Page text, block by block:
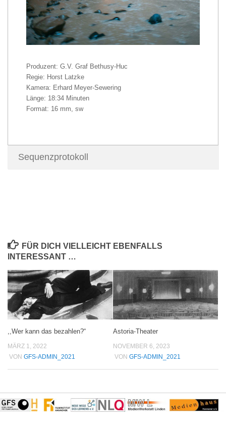
Produzent: G.V. Graf Bethusy-Huc
Regie: Horst Latzke
Kamera: Erhard Meyer-Sewering
Länge: 18:34 Minuten
Format: 16 mm, sw
Sequenzprotokoll
FÜR DICH VIELLEICHT EBENFALLS
INTERESSANT …
,,Wer kann das bezahlen?“
MÄRZ 1, 2022
VON GFS-ADMIN_2021
Astoria-Theater
NOVEMBER 6, 2023
VON GFS-ADMIN_2021